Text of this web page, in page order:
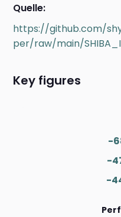
Quelle:
https://github.com/
per/raw/main/
Key figures
-
-
-